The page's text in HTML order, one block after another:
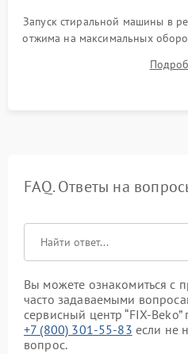
Запуск стиральной машины в
отжима на максимальных
корректности слива,
посторонних стуков и
FAQ. Ответы на
Вы можете ознакомиться с
часто задаваемыми
сервисный центр “FIX-
+7 (800) 301-55-83 если не
вопрос.